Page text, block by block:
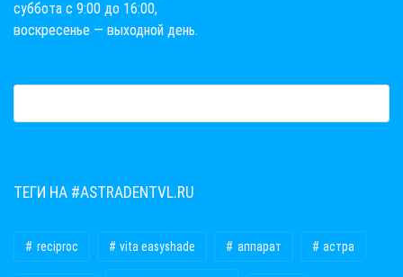
суббота с 9:00 до 16:00,
воскресенье — выходной день.
ТЕГИ НА #ASTRADENTVL.RU
reciproc vita easyshade аппарат астра